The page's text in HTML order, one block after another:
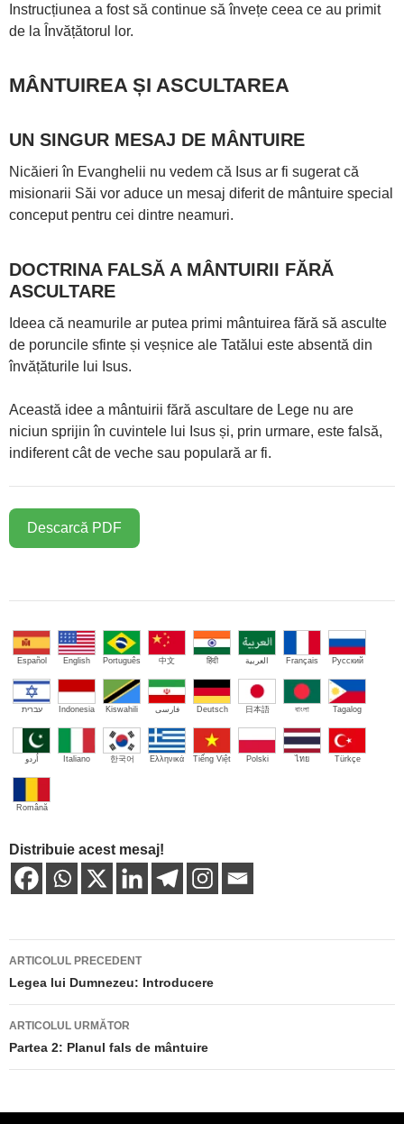
Instrucțiunea a fost să continue să învețe ceea ce au primit
de la Învățătorul lor.
MÂNTUIREA ȘI ASCULTAREA
UN SINGUR MESAJ DE MÂNTUIRE
Nicăieri în Evanghelii nu vedem că Isus ar fi sugerat că
misionarii Săi vor aduce un mesaj diferit de mântuire special
conceput pentru cei dintre neamuri.
DOCTRINA FALSĂ A MÂNTUIRII FĂRĂ
ASCULTARE
Ideea că neamurile ar putea primi mântuirea fără să asculte
de poruncile sfinte și veșnice ale Tatălui este absentă din
învățăturile lui Isus.
Această idee a mântuirii fără ascultare de Lege nu are
niciun sprijin în cuvintele lui Isus și, prin urmare, este falsă,
indiferent cât de veche sau populară ar fi.
Descarcă PDF
Español English Português 中文 हिंदी العربية Français Русский
עברית Indonesia Kiswahili فارسی Deutsch 日本語 বাংলা Tagalog
اُردو Italiano 한국어 Ελληνικά Tiếng Việt Polski ไทย Türkçe
Română
Distribuie acest mesaj!
Navigare
în
articole
ARTICOLUL PRECEDENT
Legea lui Dumnezeu: Introducere
ARTICOLUL URMĂTOR
Partea 2: Planul fals de mântuire